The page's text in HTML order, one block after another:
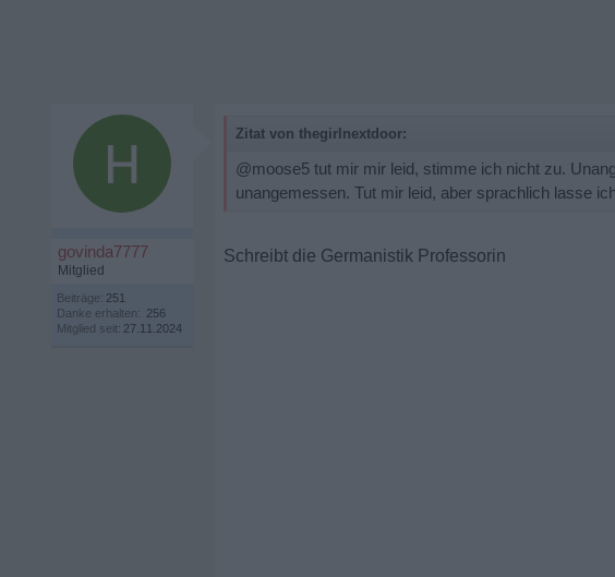
govinda7777
Mitglied
Beiträge: 251
Danke erhalten: 256
Mitglied seit: 27.11.2024
Zitat von thegirlnextdoor:
@moose5 tut mir mir leid, stimme ich nicht zu.
unangemessen. Tut mir leid, aber sprachlich lasse
Schreibt die Germanistik Professorin